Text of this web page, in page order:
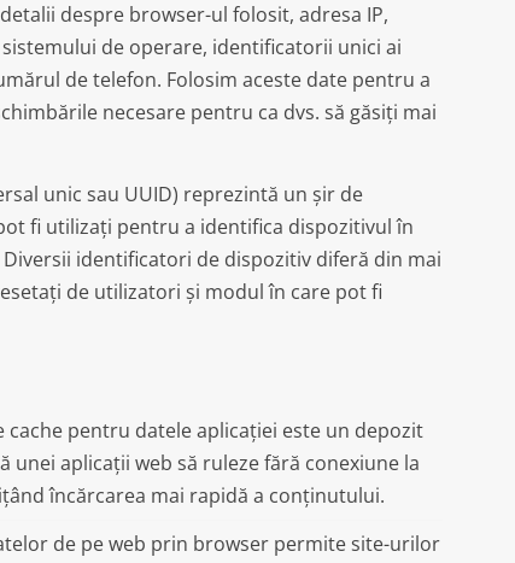
despre browser-ul folosit, adresa IP,
de operare, identificatorii unici ai
de telefon. Folosim aceste date pentru a
necesare pentru ca dvs. să găsiți mai
unic sau UUID) reprezintă un șir de
fi utilizați pentru a identifica dispozitivul în
identificatori de dispozitiv diferă din mai
de utilizatori și modul în care pot fi
pentru datele aplicației este un depozit
unei aplicații web să ruleze fără conexiune la
încărcarea mai rapidă a conținutului.
de pe web prin browser permite site-urilor